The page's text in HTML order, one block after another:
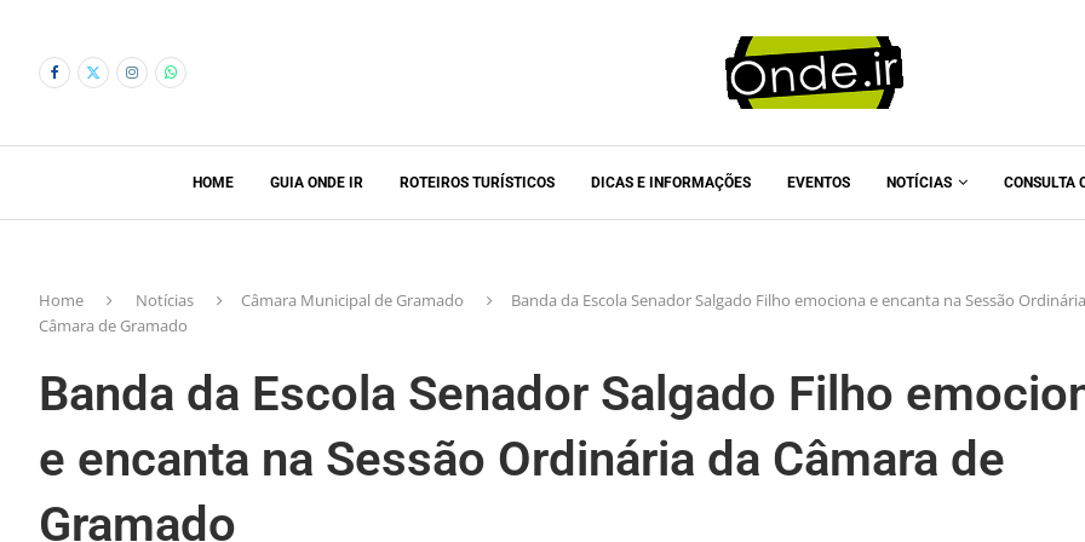
HOME GUIA ONDE IR ROTEIROS TURÍSTICOS DICAS E INFORMAÇÕES EVENTOS NOTÍCIAS CONSULTA
Home Notícias Câmara Municipal de Gramado
Banda da Escola Senador Salgado Filho emociona e encanta na Sessão
Câmara de Gramado
Banda da Escola Senador Salgado Filho
e encanta na Sessão Ordinária da Câmara de
Gramado